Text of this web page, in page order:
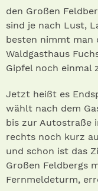
den Großen
sind je nach Lust,
besten nimmt man
Waldgasthaus
Gipfel noch einmal
Jetzt heißt es
wählt nach dem
bis zur Autostraße
rechts noch kurz
und schon ist das
Großen Feldbergs
Fernmeldeturm,